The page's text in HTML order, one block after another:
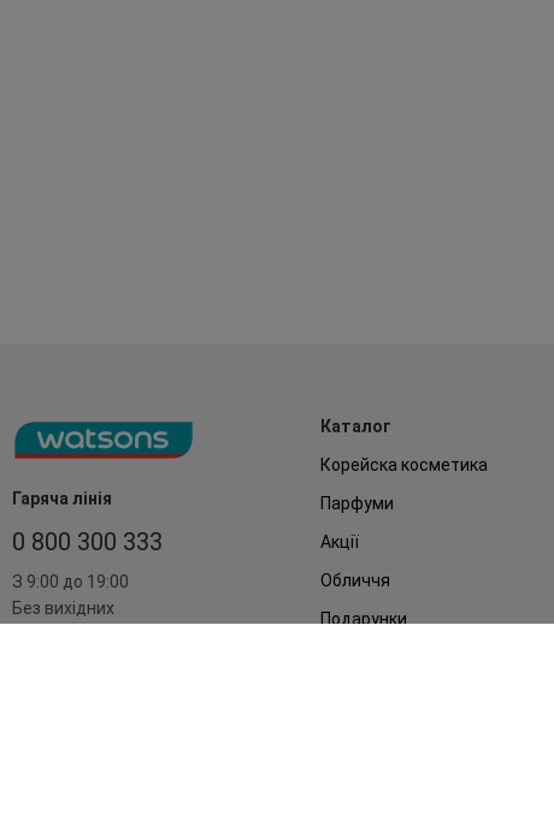
Гаряча лінія
0 800 300 333
З 9:00 до 19:00
Без вихідних
Каталог
Корейска косметика
Парфуми
Акції
Обличчя
Подарунки